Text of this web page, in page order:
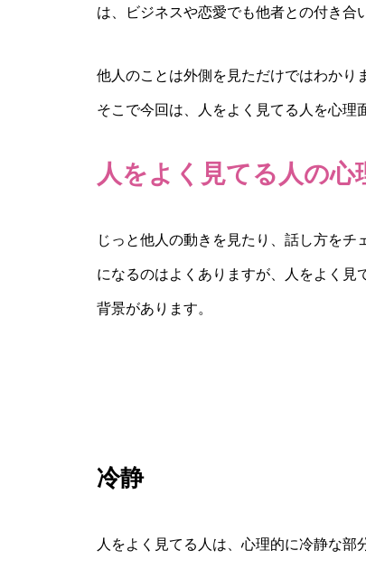
は、ビジネスや恋愛でも他者との付き合
他人のことは外側を見ただけではわかり
そこで今回は、人をよく見てる人を心理
人をよく見てる人の心
じっと他人の動きを見たり、話し方を
になるのはよくありますが、人をよく見
背景があります。
冷静
人をよく見てる人は、心理的に冷静な